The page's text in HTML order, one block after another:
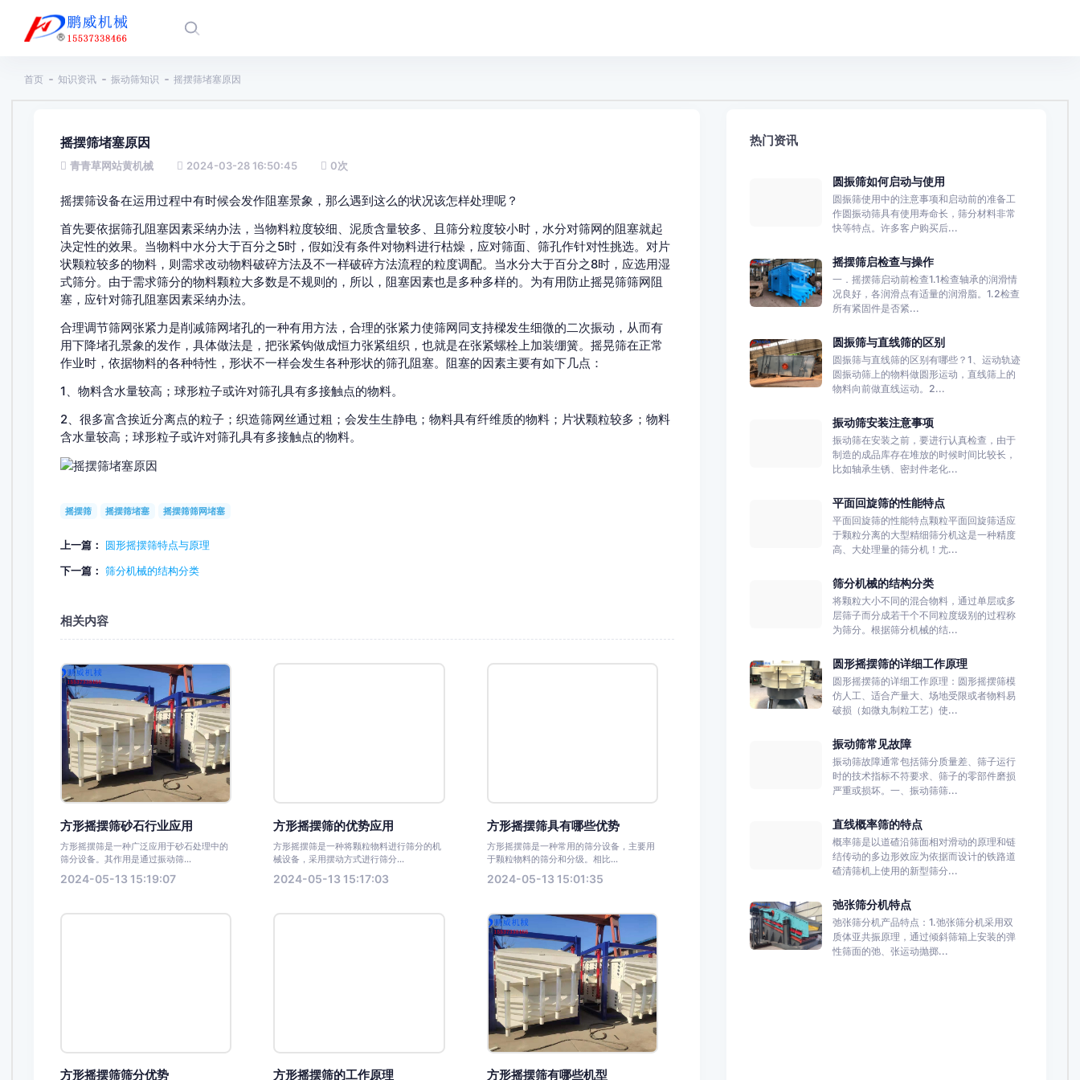
首页 知识资讯 振动筛知识 摇摆筛堵塞原因
摇摆筛堵塞原因
青青草网站黄机械 2024-03-28 16:50:45 0次
摇摆筛设备在运用过程中有时候会发作阻塞景象，那么遇到这么的状况该怎样处理呢？
首先要依据筛孔阻塞因素采纳办法，当物料粒度较细、泥质含量较多、且筛分粒度较小时，水分对筛网的阻塞就起
决定性的效果。当物料中水分大于百分之5时，假如没有条件对物料进行枯燥，应对筛面、筛孔作针对性挑选。对片
状颗粒较多的物料，则需求改动物料破碎方法及不一样破碎方法流程的粒度调配。当水分大于百分之8时，应选用湿
式筛分。由于需求筛分的物料颗粒大多数是不规则的，所以，阻塞因素也是多种多样的。为有用防止摇晃筛筛网阻
塞，应针对筛孔阻塞因素采纳办法。
合理调节筛网张紧力是削减筛网堵孔的一种有用方法，合理的张紧力使筛网同支持樑发生细微的二次振动，从而有
用下降堵孔景象的发作，具体做法是，把张紧钩做成恒力张紧组织，也就是在张紧螺栓上加装绷簧。摇晃筛在正常
作业时，依据物料的各种特性，形状不一样会发生各种形状的筛孔阻塞。阻塞的因素主要有如下几点：
1、物料含水量较高；球形粒子或许对筛孔具有多接触点的物料。
2、很多富含挨近分离点的粒子；织造筛网丝通过粗；会发生生静电；物料具有纤维质的物料；片状颗粒较多；物料
含水量较高；球形粒子或许对筛孔具有多接触点的物料。
摇摆筛 摇摆筛堵塞 摇摆筛筛网堵塞
上一篇：
圆形摇摆筛特点与原理
下一篇： 筛分机械的结构分类
相关内容
方形摇摆筛砂石行业应用
方形摇摆筛是一种广泛应用于砂石处理中的
筛分设备。其作用是通过振动筛...
2024-05-13 15:19:07
方形摇摆筛的优势应用
方形摇摆筛是一种将颗粒物料进行筛分的机
械设备，采用摆动方式进行筛分...
2024-05-13 15:17:03
方形摇摆筛具有哪些优势
方形摇摆筛是一种常用的筛分设备，主要用
于颗粒物料的筛分和分级。相比...
2024-05-13 15:01:35
方形摇摆筛筛分优势 方形摇摆筛的工作原理 方形摇摆筛有哪些机型
热门资讯
圆振筛如何启动与使用
圆振筛使用中的注意事项和启动前的准备工
作圆振动筛具有使用寿命长，筛分材料非常
快等特点。许多客户购买后...
摇摆筛启检查与操作
一．摇摆筛启动前检查1.1检查轴承的润滑情
况良好，各润滑点有适量的润滑脂。1.2检查
所有紧固件是否紧...
圆振筛与直线筛的区别
圆振筛与直线筛的区别有哪些？1、运动轨迹
圆振动筛上的物料做圆形运动，直线筛上的
物料向前做直线运动。2...
振动筛安装注意事项
振动筛在安装之前，要进行认真检查，由于
制造的成品库存在堆放的时候时间比较长，
比如轴承生锈、密封件老化...
平面回旋筛的性能特点
平面回旋筛的性能特点颗粒平面回旋筛适应
于颗粒分离的大型精细筛分机这是一种精度
高、大处理量的筛分机！尤...
筛分机械的结构分类
将颗粒大小不同的混合物料，通过单层或多
层筛子而分成若干个不同粒度级别的过程称
为筛分。根据筛分机械的结...
圆形摇摆筛的详细工作原理
圆形摇摆筛的详细工作原理：圆形摇摆筛模
仿人工、适合产量大、场地受限或者物料易
破损（如微丸制粒工艺）使...
振动筛常见故障
振动筛故障通常包括筛分质量差、筛子运行
时的技术指标不符要求、筛子的零部件磨损
严重或损坏。一、振动筛筛...
直线概率筛的特点
概率筛是以道碴沿筛面相对滑动的原理和链
结传动的多边形效应为依据而设计的铁路道
碴清筛机上使用的新型筛分...
弛张筛分机特点
弛张筛分机产品特点：1.弛张筛分机采用双
质体亚共振原理，通过倾斜筛箱上安装的弹
性筛面的弛、张运动抛掷...